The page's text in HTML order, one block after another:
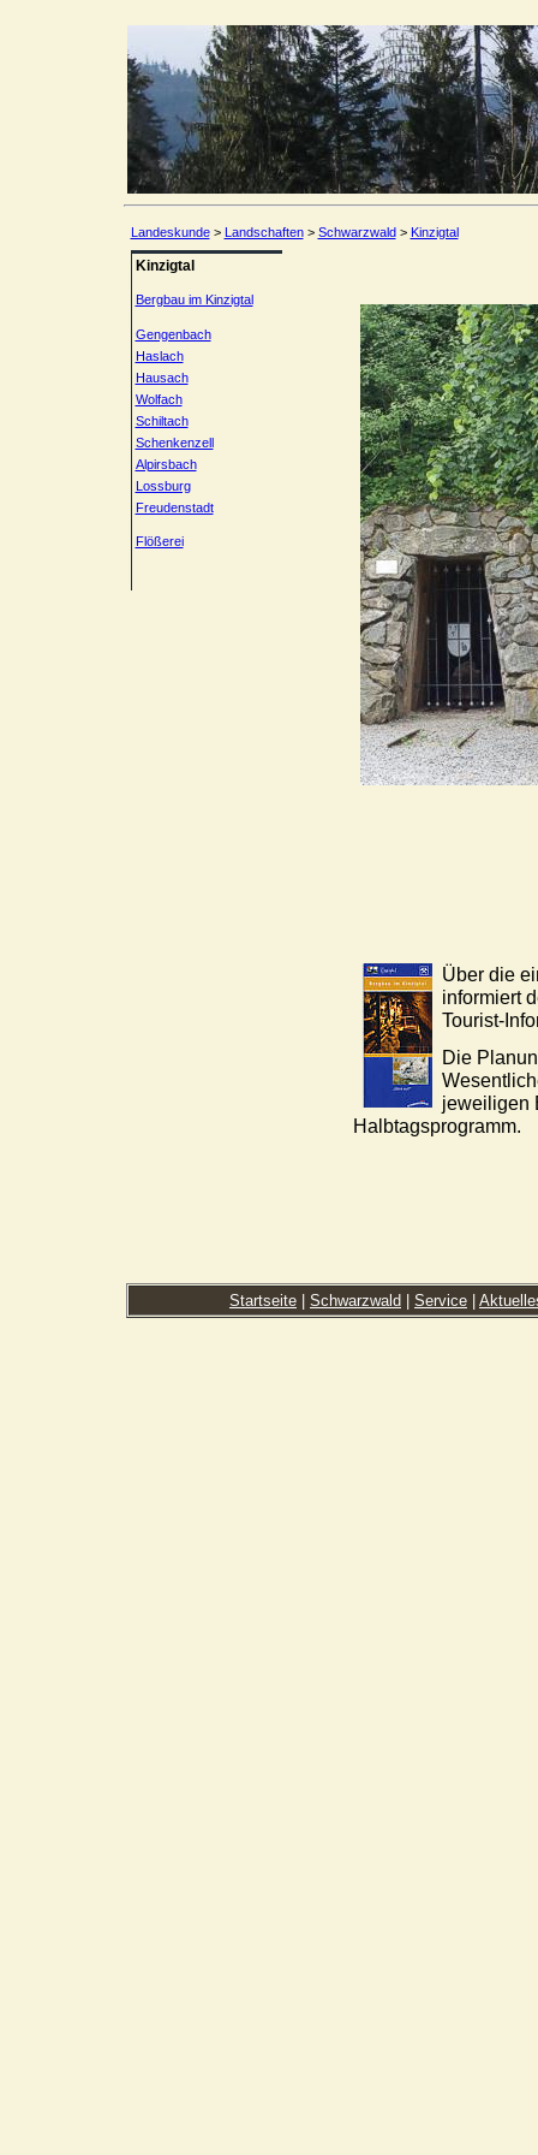
Landeskunde> Landschaften> Schwarzwald> Kinzigtal
Kinzigtal
Bergbau im Kinzigtal
Gengenbach
Haslach
Hausach
Wolfach
Schiltach
Schenkenzell
Alpirsbach
Lossburg
Freudenstadt
Flößerei
Über die
informiert
Tourist-
Die
jeweiligen
Halbtagsprogramm.
Startseite Schwarzwald Service